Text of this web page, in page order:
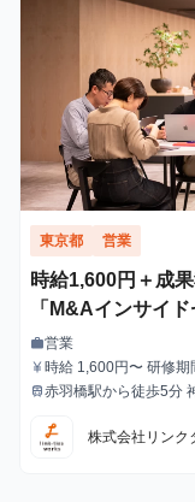
東京都 営業
時給1,600円＋成
「M&Aインサイド
職種
work営業
給与
currency_yen 時給 1,600円〜 研修
了後：1,600円～ ＼アポ獲得によるインセンティブあり／ 1件〜1
はリセットされます 給与モデル ■月48時間稼働、アポ10件の場
合：176,800円 内訳：
最寄駅
train赤羽橋駅から徒歩5分
株式会社リンク